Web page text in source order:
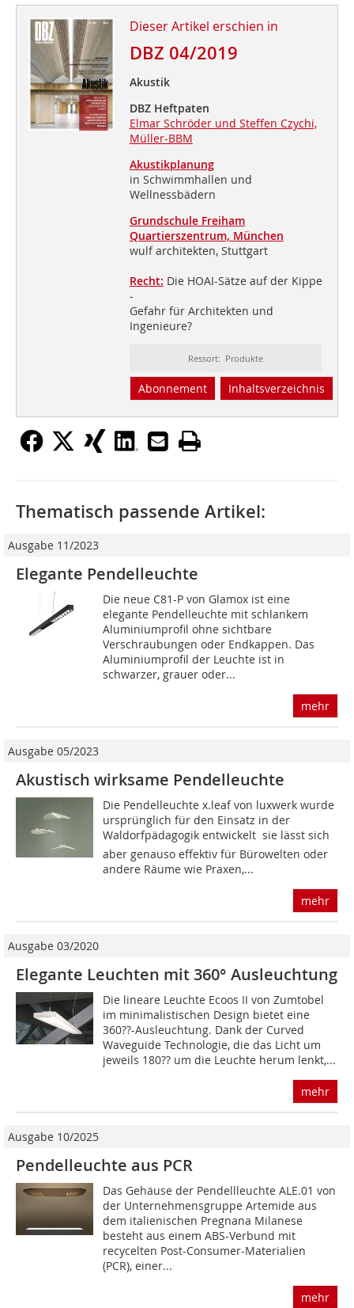
Dieser Artikel erschien in
DBZ 04/2019
Akustik
DBZ Heftpaten
Elmar Schröder und Steffen Czychi,
Müller-BBM
Akustikplanung
in Schwimmhallen und
Wellnessbädern
Grundschule Freiham
Quartierszentrum, München
wulf architekten, Stuttgart
Recht: Die HOAI-Sätze auf der Kippe
-
Gefahr für Architekten und
Ingenieure?
Ressort: Produkte
Abonnement Inhaltsverzeichnis
Thematisch passende Artikel:
Ausgabe 11/2023
Elegante Pendelleuchte
Die neue C81-P von Glamox ist eine
elegante Pendelleuchte mit schlankem
Aluminiumprofil ohne sichtbare
Verschraubungen oder Endkappen. Das
Aluminiumprofil der Leuchte ist in
schwarzer, grauer oder...
mehr
Ausgabe 05/2023
Akustisch wirksame Pendelleuchte
Die Pendelleuchte x.leaf von luxwerk wurde
ursprünglich für den Einsatz in der
Waldorfpädagogik entwickelt  sie lässt sich
aber genauso effektiv für Bürowelten oder
andere Räume wie Praxen,...
mehr
Ausgabe 03/2020
Elegante Leuchten mit 360° Ausleuchtung
Die lineare Leuchte Ecoos II von Zumtobel
im minimalistischen Design bietet eine
360??-Ausleuchtung. Dank der Curved
Waveguide Technologie, die das Licht um
jeweils 180?? um die Leuchte herum lenkt,...
mehr
Ausgabe 10/2025
Pendelleuchte aus PCR
Das Gehäuse der Pendellleuchte ALE.01 von
der Unternehmensgruppe Artemide aus
dem italienischen Pregnana Milanese
besteht aus einem ABS-Verbund mit
recycelten Post-Consumer-Materialien
(PCR), einer...
mehr